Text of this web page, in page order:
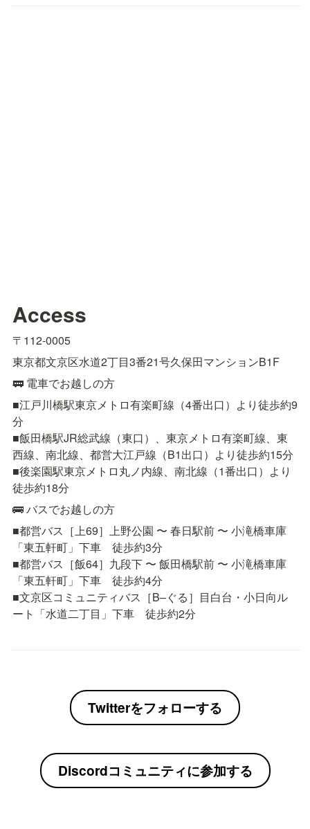
Access
〒112-0005
東京都文京区水道2丁目3番21号久保田マンションB1F
🚃 電車でお越しの方
■江戸川橋駅東京メトロ有楽町線（4番出口）より徒歩約9
分
■飯田橋駅JR総武線（東口）、東京メトロ有楽町線、東
西線、南北線、都営大江戸線（B1出口）より徒歩約15分
■後楽園駅東京メトロ丸ノ内線、南北線（1番出口）より
徒歩約18分
🚌 バスでお越しの方
■都営バス［上69］上野公園 〜 春日駅前 〜 小滝橋車庫
「東五軒町」下車　徒歩約3分
■都営バス［飯64］九段下 〜 飯田橋駅前 〜 小滝橋車庫
「東五軒町」下車　徒歩約4分
■文京区コミュニティバス［B–ぐる］目白台・小日向ル
ート「水道二丁目」下車　徒歩約2分
Twitterをフォローする
Discordコミュニティに参加する